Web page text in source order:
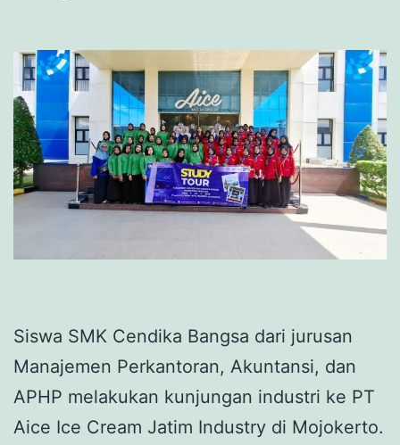
Siswa SMK Cendika Bangsa dari jurusan
Manajemen Perkantoran, Akuntansi, dan
APHP melakukan kunjungan industri ke PT
Aice Ice Cream Jatim Industry di Mojokerto.